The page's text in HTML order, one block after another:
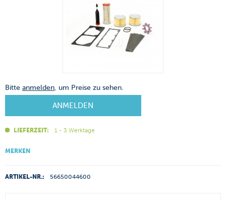
Bitte anmelden, um Preise zu sehen.
ANMELDEN
LIEFERZEIT: 1 - 3 Werktage
MERKEN
ARTIKEL-NR.: 56650044600